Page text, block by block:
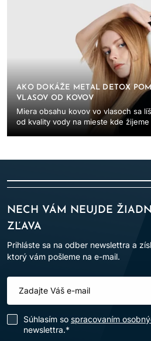
AKO DOKÁŽE METAL DETOX
VLASOV OD KOVOV
Miera obsahu kovov vo vlasoch sa
od kvality vody na mieste kde žijeme
NECH VÁM NEUJDE
ZĽAVA
Prihláste sa na odber newslettra a
ktorý vám pošleme na e-mail.
Súhlasím so spracovaním
newslettra.*